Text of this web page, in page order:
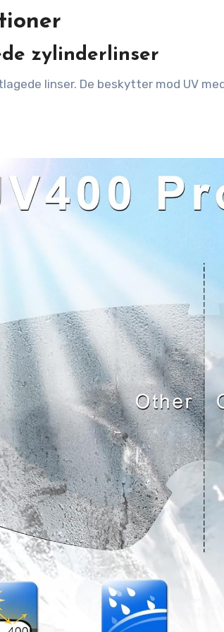
zylinderlinser
linser. De beskytter mod UV